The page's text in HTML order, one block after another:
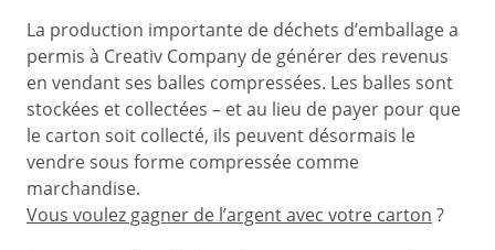
La production importante de déchets d’emballage a
permis à Creativ Company de générer des revenus
en vendant ses balles compressées. Les balles sont
stockées et collectées – et au lieu de payer pour que
le carton soit collecté, ils peuvent désormais le
vendre sous forme compressée comme
marchandise.
Vous voulez gagner de l’argent avec votre carton ?